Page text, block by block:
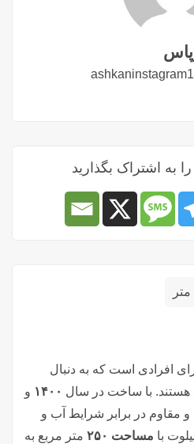
افرادی است که به دنبال
هستند. با ساخت در سال ۱۴۰۰ و
و مقاوم در برابر شرایط آب و
با مساحت ۲۵۰
متر مربع به
به اشتراک بگذارید